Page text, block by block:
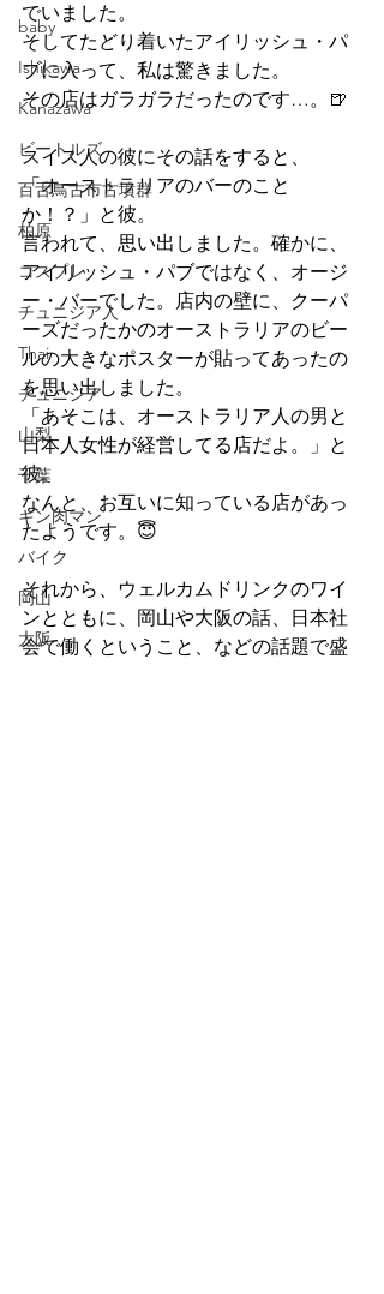
baby
Ishikawa
Kanazawa
ビートルズ
百舌鳥古市古墳群
柏原
コスプレ
チュニジア人
Thai
チュニジア
山梨
千葉
キン肉マン
バイク
岡山
大阪
でいました。
そしてたどり着いたアイリッシュ・パ
ブに入って、私は驚きました。
その店はガラガラだったのです…。🍺
スイス人の彼にその話をすると、
「オーストラリアのバーのこと
か！？」と彼。
言われて、思い出しました。確かに、
アイリッシュ・パブではなく、オージ
ー・バーでした。店内の壁に、クーパ
ーズだったかのオーストラリアのビー
ルの大きなポスターが貼ってあったの
を思い出しました。
「あそこは、オーストラリア人の男と
日本人女性が経営してる店だよ。」と
彼。
なんと、お互いに知っている店があっ
たようです。😇
それから、ウェルカムドリンクのワイ
ンとともに、岡山や大阪の話、日本社
会で働くということ、などの話題で盛